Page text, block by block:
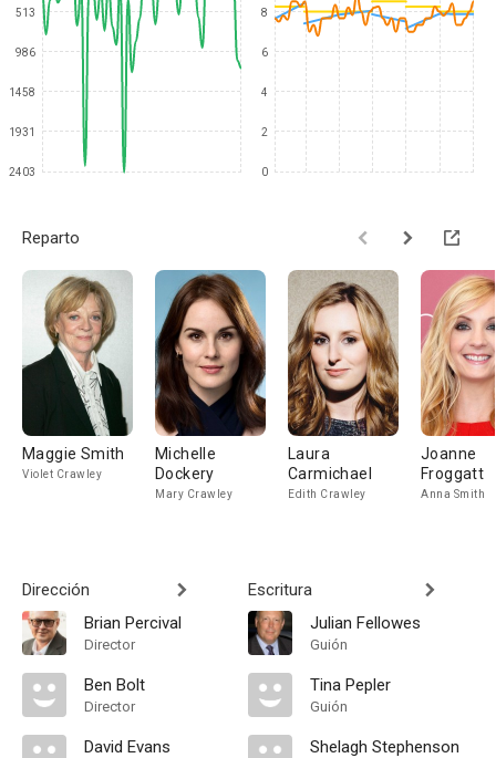
513
986
1458
1931
2403
8
6
4
2
0
Reparto
Maggie Smith
Violet Crawley
Michelle
Dockery
Mary Crawley
Laura
Carmichael
Edith Crawley
Joanne
Froggatt
Anna Smith
Dirección
Brian Percival
Director
Ben Bolt
Director
David Evans
Escritura
Julian Fellowes
Guión
Tina Pepler
Guión
Shelagh Stephenson